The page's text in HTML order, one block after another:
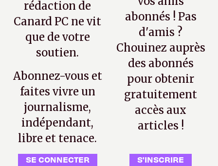
rédaction de
Canard PC ne vit
que de votre
soutien.
Abonnez-vous et
faites vivre un
journalisme,
indépendant,
libre et tenace.
SE CONNECTER
abonnés ! Pas
d'amis ?
Chouinez auprès
des abonnés
pour obtenir
gratuitement
accès aux
articles !
S'INSCRIRE